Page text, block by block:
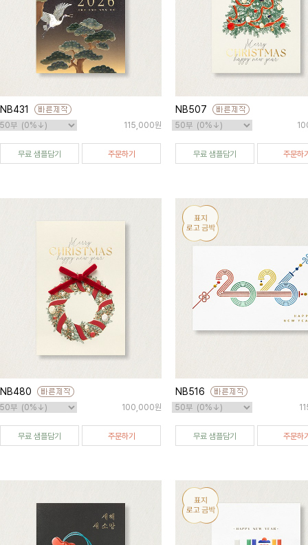
NB431
115,000원
무료 샘플담기 주문하기
NB507
무료 샘플담기 주문하
NB480
100,000원
무료 샘플담기 주문하기
NB516
무료 샘플담기 주문하